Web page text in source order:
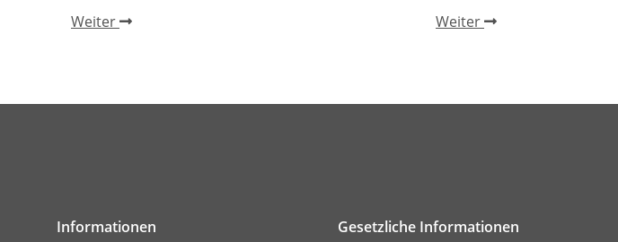
Weiter Weiter
Informationen Gesetzliche Informationen